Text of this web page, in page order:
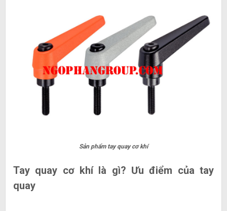
Sản phẩm tay quay cơ khí
Tay quay cơ khí là gì? Ưu điểm của tay
quay